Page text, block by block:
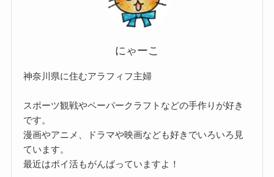
にゃーこ
神奈川県に住むアラフィフ主婦
スポーツ観戦やペーパークラフトなどの手作りが好き
です。
漫画やアニメ、ドラマや映画なども好きでいろいろ見
ています。
最近はポイ活もがんばっていますよ！